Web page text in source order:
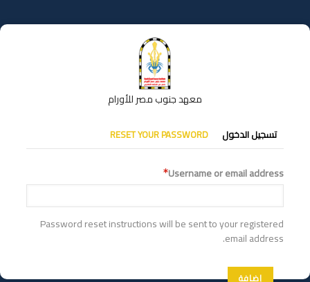
إلى
المحتوى
معهد جنوب مصر للأورام
التبويبات
الأساسية
تسجيل الدخول RESET YOUR PASSWORD
Username or email address
Password reset instructions will be sent to your registered
email address.